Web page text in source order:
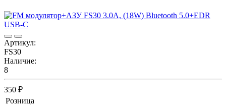
Артикул:
FS30
Наличие:
8
350 ₽
Розница